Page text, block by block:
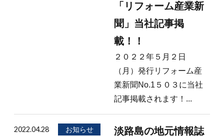
「リフォーム産業新
聞」当社記事掲
載！！
２０２２年５月２日
（月）発行リフォーム産
業新聞No.1５０３に当社
記事掲載されます！...
2022.04.28 お知らせ
淡路島の地元情報誌